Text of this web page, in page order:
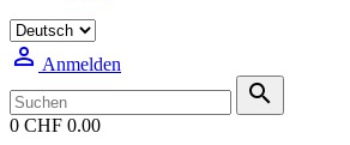
 Anmelden

0 CHF 0.00